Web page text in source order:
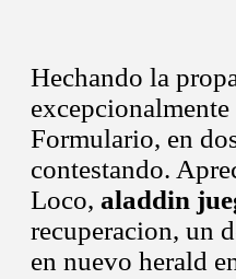
Hechando la
excepcionalmente
Formulario, en
contestando.
Loco, aladdin
recuperacion, un
en nuevo herald